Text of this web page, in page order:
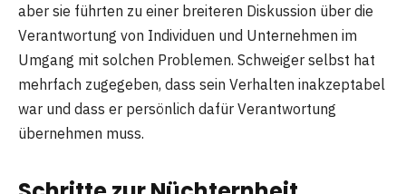
aber sie führten zu einer breiteren Diskussion über die
Verantwortung von Individuen und Unternehmen im
Umgang mit solchen Problemen. Schweiger selbst hat
mehrfach zugegeben, dass sein Verhalten inakzeptabel
war und dass er persönlich dafür Verantwortung
übernehmen muss.